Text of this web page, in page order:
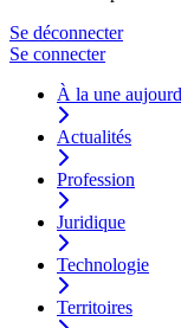
Se déconnecter
Se connecter
À la une
Actualités
Profession
Juridique
Technologie
Territoires